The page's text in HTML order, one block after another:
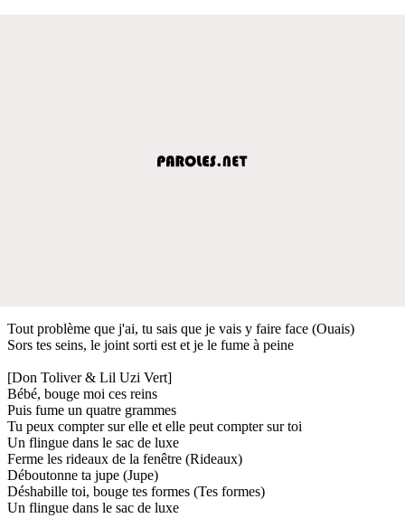
Tout problème que j'ai, tu sais que je vais y faire face (Ouais)
Sors tes seins, le joint sorti est et je le fume à peine
[Don Toliver & Lil Uzi Vert]
Bébé, bouge moi ces reins
Puis fume un quatre grammes
Tu peux compter sur elle et elle peut compter sur toi
Un flingue dans le sac de luxe
Ferme les rideaux de la fenêtre (Rideaux)
Déboutonne ta jupe (Jupe)
Déshabille toi, bouge tes formes (Tes formes)
Un flingue dans le sac de luxe